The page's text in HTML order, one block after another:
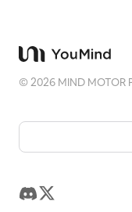
©2026 MIND MOTOR